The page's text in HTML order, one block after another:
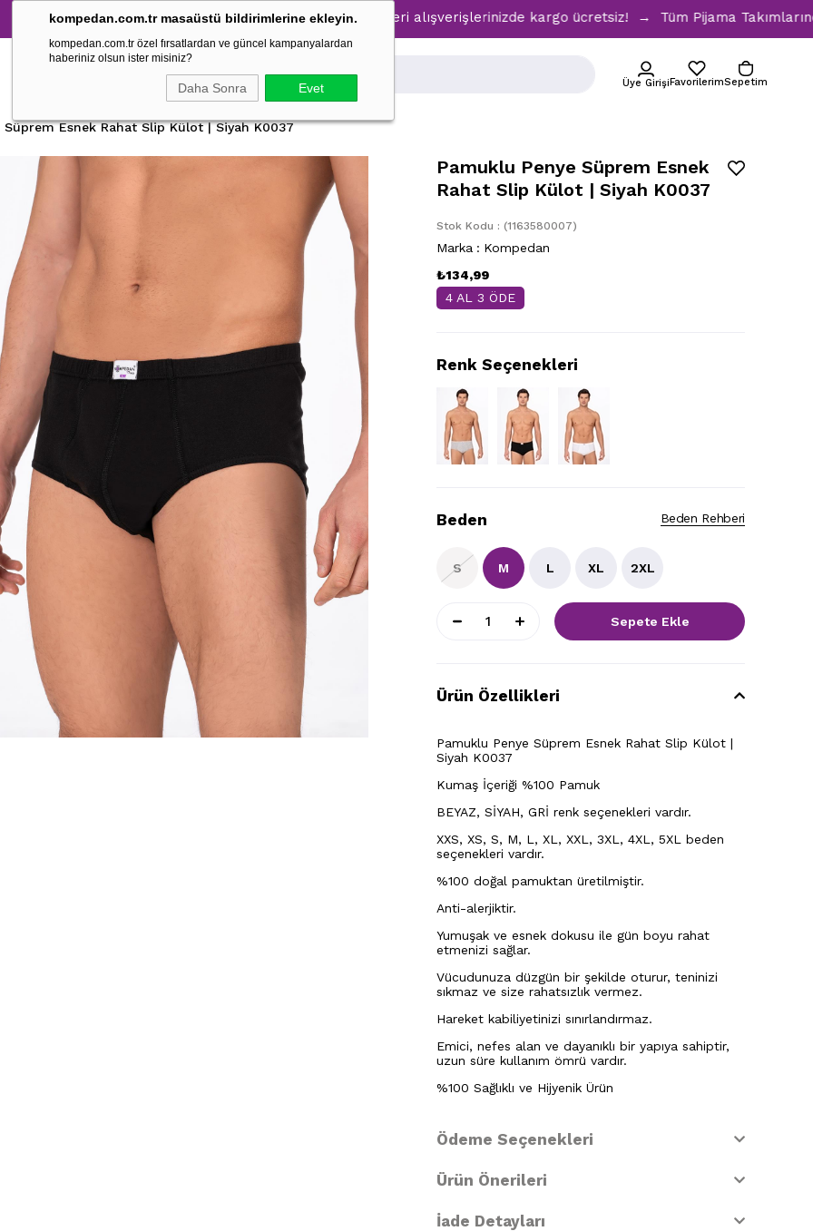
kompedan.com.tr masaüstü bildirimlerine ekleyin.
kompedan.com.tr özel fırsatlardan ve güncel kampanyalardan
haberiniz olsun ister misiniz?
Daha Sonra Evet
Takımlarında %30 İndirim → 1500 TL ve üzeri alışverişlerinizde kargo ücretsiz! → Tüm Pijama Takımlarında
Üye GirişiFavorilerimSepetim
Süprem Esnek Rahat Slip Külot | Siyah K0037
Pamuklu Penye Süprem Esnek
Rahat Slip Külot | Siyah K0037
Stok Kodu (1163580007)
Marka : Kompedan
₺134,99
4 AL 3 ÖDE
Renk Seçenekleri
Beden Rehberi
Beden
S M L XL 2XL
Ürün Özellikleri
Pamuklu Penye Süprem Esnek Rahat Slip Külot |
Siyah K0037
Kumaş İçeriği %100 Pamuk
BEYAZ, SİYAH, GRİ renk seçenekleri vardır.
XXS, XS, S, M, L, XL, XXL, 3XL, 4XL, 5XL beden
seçenekleri vardır.
%100 doğal pamuktan üretilmiştir.
Anti-alerjiktir.
Yumuşak ve esnek dokusu ile gün boyu rahat
etmenizi sağlar.
Vücudunuza düzgün bir şekilde oturur, teninizi
sıkmaz ve size rahatsızlık vermez.
Hareket kabiliyetinizi sınırlandırmaz.
Emici, nefes alan ve dayanıklı bir yapıya sahiptir,
uzun süre kullanım ömrü vardır.
%100 Sağlıklı ve Hijyenik Ürün
Ödeme Seçenekleri
Ürün Önerileri
İade Detayları